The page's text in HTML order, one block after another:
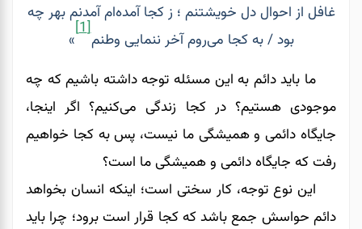
غافل از احوال دل خویشتنم ؛ ز کجا آمده‌ام آمدنم بهر چه
بود / به کجا می‌روم آخر ننمایی وطنم
[1]
»
ما باید دائم به این مسئله توجه داشته باشیم که چه
موجودی هستیم؟ در کجا زندگی می‌کنیم؟ اگر اینجا،
جایگاه دائمی و همیشگی ما نیست، پس به کجا خواهیم
رفت که جایگاه دائمی و همیشگی ما است؟
این نوع توجه، کار سختی است؛ اینکه انسان بخواهد
دائم حواسش جمع باشد که کجا قرار است برود؛ چرا باید